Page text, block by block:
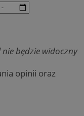
nie będzie widoczny
opinii oraz